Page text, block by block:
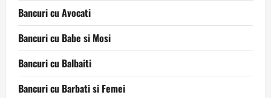
Bancuri cu Avocati
Bancuri cu Babe si Mosi
Bancuri cu Balbaiti
Bancuri cu Barbati si Femei